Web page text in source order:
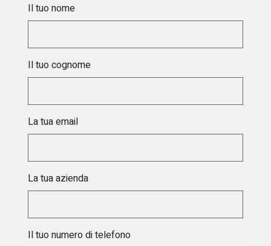
Il tuo nome
Il tuo cognome
La tua email
La tua azienda
Il tuo numero di telefono